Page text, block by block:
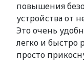
повышения
устройства от
Это очень
легко и быстро
просто